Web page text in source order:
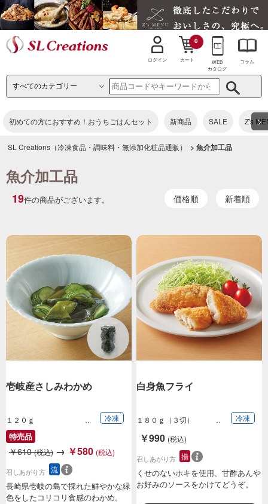
ログイン カート
0
WEB
カタログ
コラム
初めての方におすすめ！おうちごはんセット 新商品 SALE Z's >
SL Creations（冷凍食品・調味料・無添加化粧品通販） > 魚介加工品
魚介加工品
19件の商品がございます。 価格順 新着順
壱岐産さしみわかめ
１２０ｇ 冷凍
特売品
￥610(税込) → ￥580 (税込)
召しあがり方 流
長崎県壱岐の島で採れた鮮やかな緑
色をしたコリコリ食感のわかめ。
白身魚フライ
１８０ｇ（３切） 冷凍
￥990 (税込)
召しあがり方 揚
くせのないホキを使用、甘酢あんや
お好みのソースをかけてどうぞ。